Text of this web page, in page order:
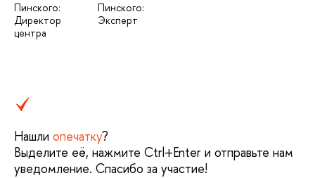
Пинского:
Директор
центра
Пинского:
Эксперт
Нашли опечатку?
Выделите её, нажмите Ctrl+Enter и отправьте нам
уведомление. Спасибо за участие!